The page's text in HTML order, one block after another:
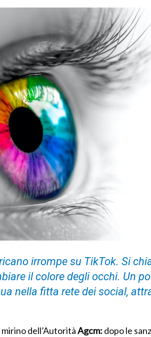
irrompe su TikTok. Si
il colore degli occhi. Un
nella fitta rete dei social,
dell’AutoritàAgcm: dopo le